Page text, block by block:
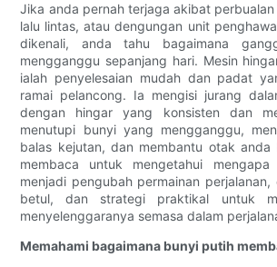
Jika anda pernah terjaga akibat
lalu lintas, atau dengungan unit
dikenali, anda tahu bagaimana
mengganggu sepanjang hari. Mesin
ialah penyelesaian mudah dan padat
ramai pelancong. Ia mengisi jurang
dengan hingar yang konsisten dan
menutupi bunyi yang mengganggu,
balas kejutan, dan membantu otak anda
membaca untuk mengetahui
menjadi pengubah permainan perjalanan,
betul, dan strategi praktikal untuk
menyelenggaranya semasa dalam
Memahami bagaimana bunyi putih